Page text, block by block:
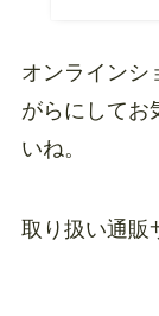
オンラインシ
がらにしてお
いね。
取り扱い通販